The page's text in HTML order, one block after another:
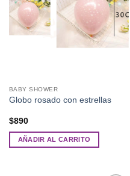
se
pueden
elegir
producto
BABY SHOWER
Globo rosado con estrellas
$890
AÑADIR AL CARRITO